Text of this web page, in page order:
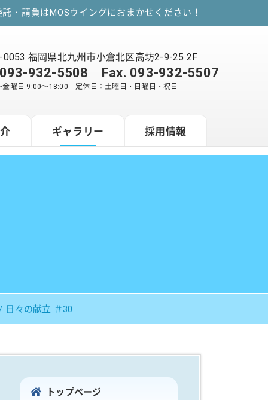
・請負はMOSウイングにおまかせください！
0053 福岡県北九州市小倉北区高坊2-9-25 2F
093-932-5508 Fax. 093-932-5507
金曜日 9:00～18:00 定休日：土曜日・日曜日・祝日
ギャラリー 採用情報
日々の献立 ＃30
トップページ